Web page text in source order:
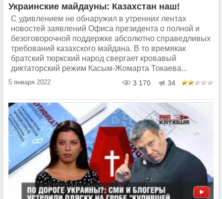
Украинские майдауны: Казахстан наш!
С удивлением не обнаружил в утренних лентах
новостей заявлений Офиса президента о полной и
безоговорочной поддержке абсолютно справедливых
требований казахского майдана. В то времякак
братский тюркский народ свергает кровавый
диктаторский режим Касым-Жомарта Токаева...
5 января 2022 3 170 34